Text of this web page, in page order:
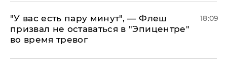
​"У вас есть пару минут", — Флеш
призвал не оставаться в "Эпицентре"
во время тревог
18:09